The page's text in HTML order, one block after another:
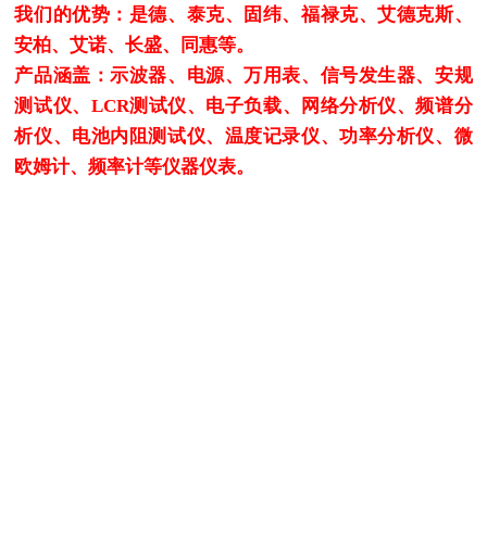
我们的优势：是德、泰克、固纬、福禄克、艾德克斯、
安柏、艾诺、长盛、同惠等。
产品涵盖：示波器、电源、万用表、信号发生器、安规
测试仪、LCR测试仪、电子负载、网络分析仪、频谱分
析仪、电池内阻测试仪、温度记录仪、功率分析仪、微
欧姆计、频率计等仪器仪表。